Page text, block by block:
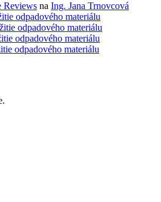
Reviews na Ing. Jana Trnovcová
odpadového materiálu
odpadového materiálu
odpadového materiálu
odpadového materiálu